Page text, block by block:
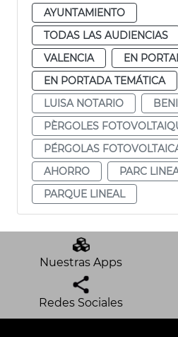
AYUNTAMIENTO
TODAS LAS AUDIENCIAS
VALENCIA
EN
EN PORTADA TEMÁTICA
LUISA NOTARIO
PÈRGOLES
PÉRGOLAS
AHORRO
PARC
PARQUE LINEAL
Nuestras Apps
Redes Sociales